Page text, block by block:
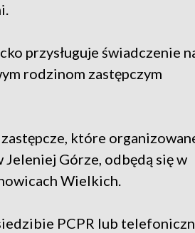
przysługuje świadczenie
rodzinom zastępczym
które
Górze, odbędą się w
Wielkich.
PCPR lub